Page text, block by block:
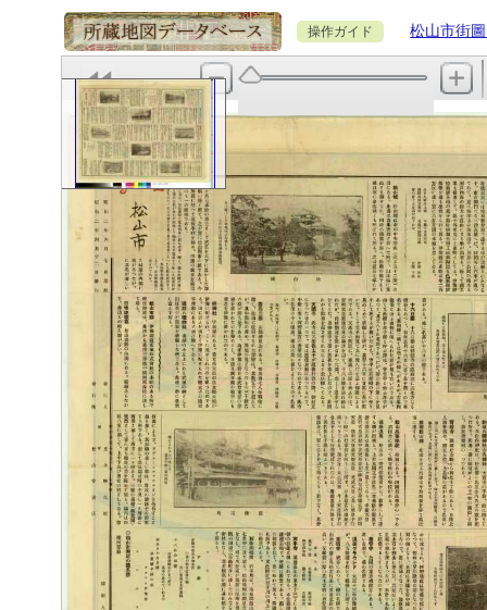
操作ガイド 松山市街